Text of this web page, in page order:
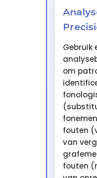
Gebruik
om
fouten
van
fouten